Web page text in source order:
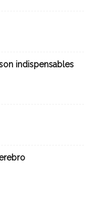
indispensables